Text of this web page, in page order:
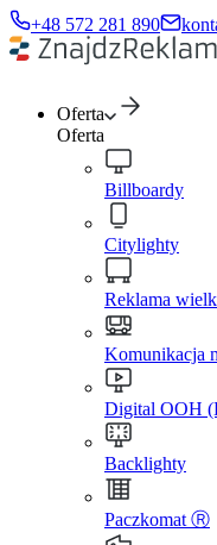
+48 572 281 890
Oferta
Oferta
Billboardy
Citylighty
Reklama
Komunikacja
Digital OOH
Backlighty
Paczkomat Ⓡ